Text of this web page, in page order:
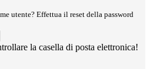
utente? Effettua il reset della password
la casella di posta elettronica!